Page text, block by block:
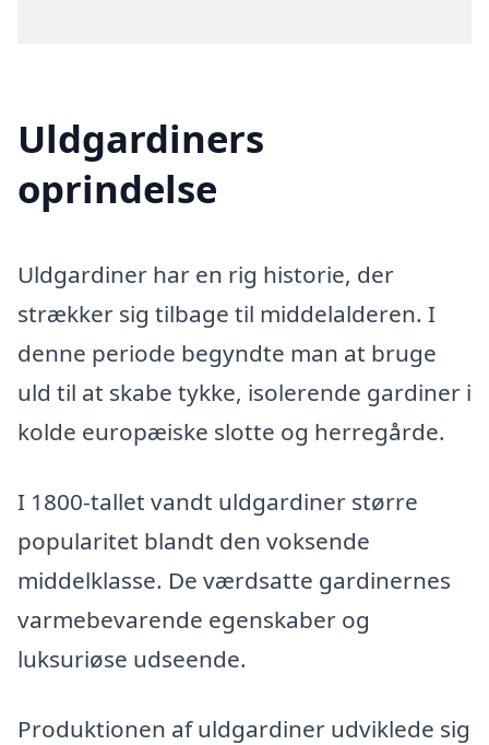
Uldgardiners
oprindelse
Uldgardiner har en rig historie, der
strækker sig tilbage til middelalderen. I
denne periode begyndte man at bruge
uld til at skabe tykke, isolerende gardiner i
kolde europæiske slotte og herregårde.
I 1800-tallet vandt uldgardiner større
popularitet blandt den voksende
middelklasse. De værdsatte gardinernes
varmebevarende egenskaber og
luksuriøse udseende.
Produktionen af uldgardiner udviklede sig